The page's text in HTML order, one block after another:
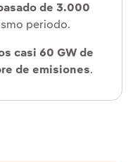
de 3.000
periodo.
casi 60 GW de
de emisiones.